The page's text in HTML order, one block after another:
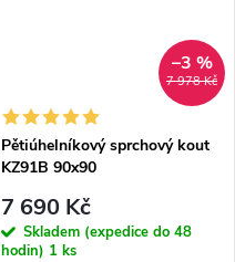
7 978 Kč
–3 %
Pětiúhelníkový sprchový kout
KZ91B 90x90
vaničky
7 690 Kč
Skladem (expedice do 48
hodin) 1 ks